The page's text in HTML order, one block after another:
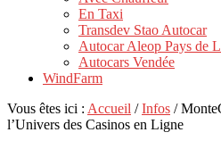
En Taxi
Transdev Stao Autocar
Autocar Aleop Pays de
Autocars Vendée
WindFarm
Vous êtes ici : Accueil / Infos /
l’Univers des Casinos en Ligne